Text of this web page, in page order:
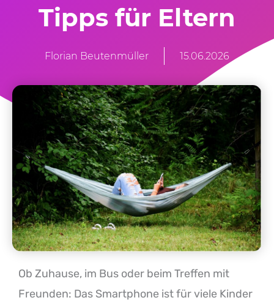
Tipps für Eltern
Florian Beutenmüller 15.06.2026
Ob Zuhause, im Bus oder beim Treffen mit
Freunden: Das Smartphone ist für viele Kinder